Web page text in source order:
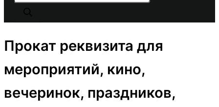
Прокат реквизита для
мероприятий, кино,
вечеринок, праздников,